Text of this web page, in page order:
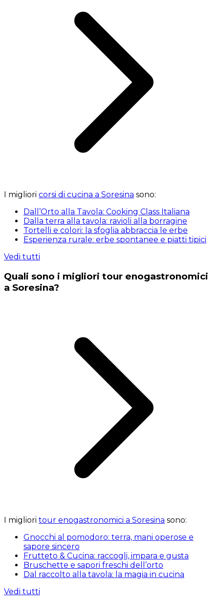
I migliori corsi di cucina a Soresina sono:
Dall’Orto alla Tavola: Cooking Class Italiana
Dalla terra alla tavola: ravioli alla borragine
Tortelli e colori: la sfoglia abbraccia le erbe
Esperienza rurale: erbe spontanee e piatti tipici
Vedi tutti
Quali sono i migliori tour enogastronomici
a Soresina?
I migliori tour enogastronomici a Soresina sono:
Gnocchi al pomodoro: terra, mani operose e
sapore sincero
Frutteto & Cucina: raccogli, impara e gusta
Bruschette e sapori freschi dell’orto
Dal raccolto alla tavola: la magia in cucina
Vedi tutti